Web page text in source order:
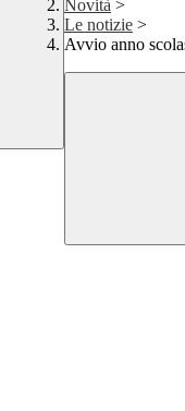
Novità >
Le notizie >
Avvio anno